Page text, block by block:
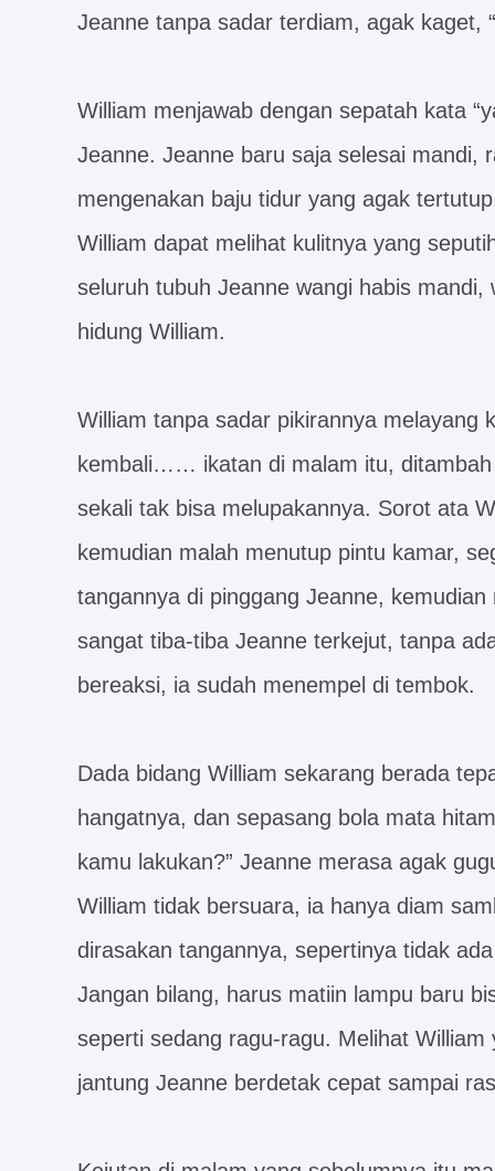
Jeanne tanpa sadar terdiam, agak kaget,
William menjawab dengan sepatah kata
Jeanne. Jeanne baru saja selesai mandi,
mengenakan baju tidur yang agak
William dapat melihat kulitnya yang
seluruh tubuh Jeanne wangi habis
hidung William.
William tanpa sadar pikirannya melayang
kembali…… ikatan di malam itu,
sekali tak bisa melupakannya. Sorot ata
kemudian malah menutup pintu kamar,
tangannya di pinggang Jeanne,
sangat tiba-tiba Jeanne terkejut, tanpa
bereaksi, ia sudah menempel di tembok.
Dada bidang William sekarang berada
hangatnya, dan sepasang bola mata
kamu lakukan?” Jeanne merasa agak
William tidak bersuara, ia hanya diam
dirasakan tangannya, sepertinya tidak
Jangan bilang, harus matiin lampu baru
seperti sedang ragu-ragu. Melihat
jantung Jeanne berdetak cepat sampai